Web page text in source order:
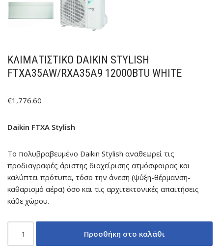
ΚΛΙΜΑΤΙΣΤΙΚΟ DAIKIN STYLISH
FTXA35AW/RXA35A9 12000BTU WHITE
€1,776.60
Daikin FTXA Stylish
Το πολυβραβευμένο Daikin Stylish αναθεωρεί τις
προδιαγραφές άριστης διαχείρισης ατμόσφαιρας και
καλύπτει πρότυπα, τόσο την άνεση (ψύξη-θέρμανση-
καθαρισμό αέρα) όσο και τις αρχιτεκτονικές απαιτήσεις
κάθε χώρου.
Προσθήκη στο καλάθι